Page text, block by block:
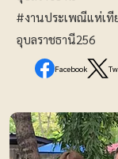
#งานประเพณีแห่เที
อุบลราชธานี256
Facebook